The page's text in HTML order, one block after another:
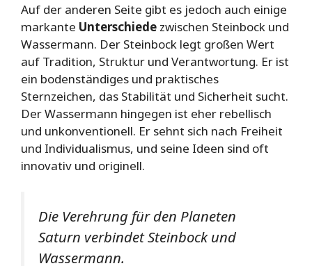
Auf der anderen Seite gibt es jedoch auch einige
markante Unterschiede zwischen Steinbock und
Wassermann. Der Steinbock legt großen Wert
auf Tradition, Struktur und Verantwortung. Er ist
ein bodenständiges und praktisches
Sternzeichen, das Stabilität und Sicherheit sucht.
Der Wassermann hingegen ist eher rebellisch
und unkonventionell. Er sehnt sich nach Freiheit
und Individualismus, und seine Ideen sind oft
innovativ und originell.
Die Verehrung für den Planeten
Saturn verbindet Steinbock und
Wassermann.